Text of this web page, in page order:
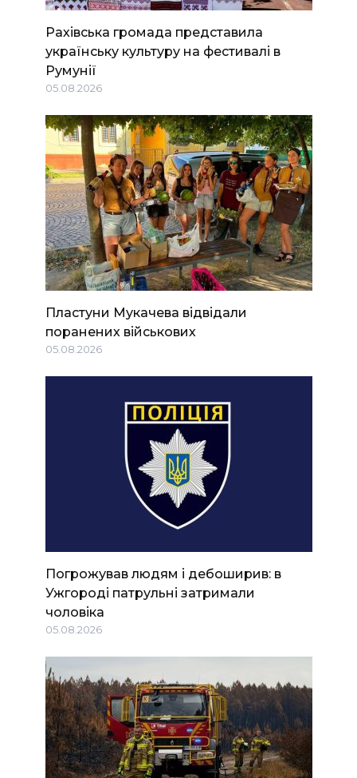
Рахівська громада представила
українську культуру на фестивалі в
Румунії
05.08.2026
Пластуни Мукачева відвідали
поранених військових
05.08.2026
Погрожував людям і дебоширив: в
Ужгороді патрульні затримали
чоловіка
05.08.2026